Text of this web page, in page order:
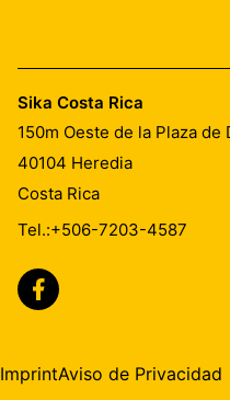
Sika Costa Rica
150m Oeste de la Plaza
40104 Heredia
Costa Rica
Tel.:+506-7203-4587
ImprintAviso de Privacidad